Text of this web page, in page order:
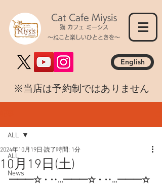
Cat Cafe Miysis
猫 カフェ ミーシス
～ねこと楽しいひとときを～
English
​※当店は予約制ではありません
ALL
News
ALL
10月19日(土)
2024年10月19日 読了時間: 1分
━━━☆・‥…━━━☆・‥…━━━☆